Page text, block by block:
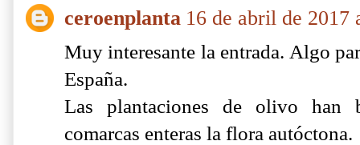
ceroenplanta 16 de abril de 2017
Muy interesante la entrada. Algo
España.
Las plantaciones de olivo han
comarcas enteras la flora autóctona.